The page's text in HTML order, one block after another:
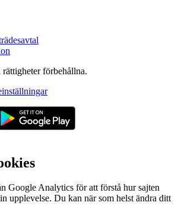
förbehållna.
Google Analytics för att förstå hur sajten
upplevelse. Du kan när som helst ändra ditt